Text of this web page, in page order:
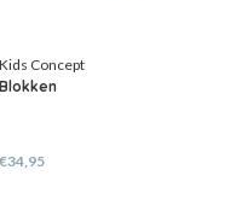
Kids Concept
Blokken
€34,95